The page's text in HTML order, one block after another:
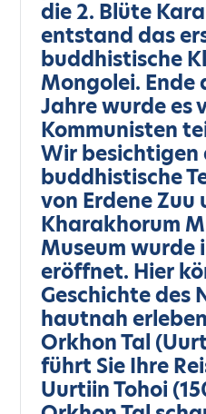
die 2. Blüte
entstand das
buddhistische
Mongolei. Ende
Jahre wurde es
Kommunisten
Wir besichtigen
buddhistische
von Erdene Zuu
Kharakhorum
Museum wurde
eröffnet. Hier
Geschichte des
hautnah
Orkhon Tal
führt Sie Ihre
Uurtiin Tohoi